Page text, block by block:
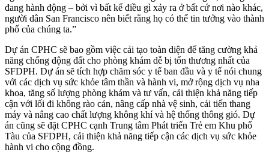
đang hành động – bởi vì bất kể điều gì xảy ra ở bất cứ nơi nào khác,
người dân San Francisco nên biết rằng họ có thể tin tưởng vào thành
phố của chúng ta.”
Dự án CPHC sẽ bao gồm việc cải tạo toàn diện để tăng cường khả
năng chống động đất cho phòng khám dễ bị tổn thương nhất của
SFDPH. Dự án sẽ tích hợp chăm sóc y tế ban đầu và y tế nói chung
với các dịch vụ sức khỏe tâm thần và hành vi, mở rộng dịch vụ nha
khoa, tăng số lượng phòng khám và tư vấn, cải thiện khả năng tiếp
cận với lối đi không rào cản, nâng cấp nhà vệ sinh, cải tiến thang
máy và nâng cao chất lượng không khí và hệ thống thông gió. Dự
án cũng sẽ đặt CPHC cạnh Trung tâm Phát triển Trẻ em Khu phố
Tàu của SFDPH, cải thiện khả năng tiếp cận các dịch vụ sức khỏe
hành vi cho cộng đồng.